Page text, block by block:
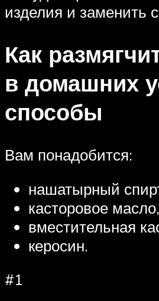
изделия и заменить
Как
в домашних
способы
Вам понадобится:
нашатырный
касторовое масло,
вместительная
керосин.
#1